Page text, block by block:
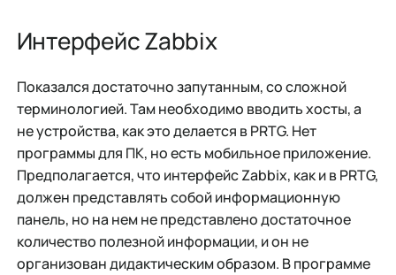
Интерфейс Zabbix
Показался достаточно запутанным, со сложной
терминологией. Там необходимо вводить хосты, а
не устройства, как это делается в PRTG. Нет
программы для ПК, но есть мобильное приложение.
Предполагается, что интерфейс Zabbix, как и в PRTG,
должен представлять собой информационную
панель, но на нем не представлено достаточное
количество полезной информации, и он не
организован дидактическим образом. В программе